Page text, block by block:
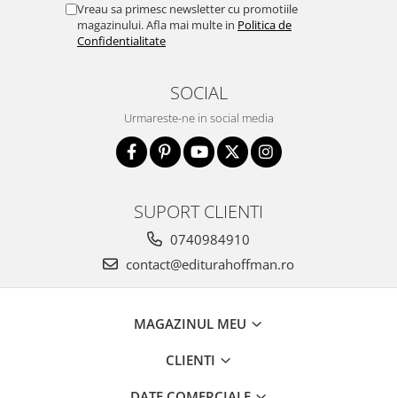
Vreau sa primesc newsletter cu promotiile
magazinului. Afla mai multe in Politica de
Confidentialitate
SOCIAL
Urmareste-ne in social media
SUPORT CLIENTI
0740984910
contact@editurahoffman.ro
MAGAZINUL MEU
CLIENTI